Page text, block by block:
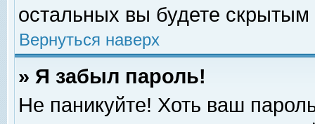
остальных вы будете скрытым
Вернуться наверх
» Я забыл пароль!
Не паникуйте! Хоть ваш